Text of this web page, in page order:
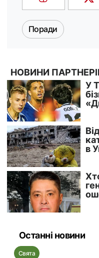
Поради
Останні новини
Свята